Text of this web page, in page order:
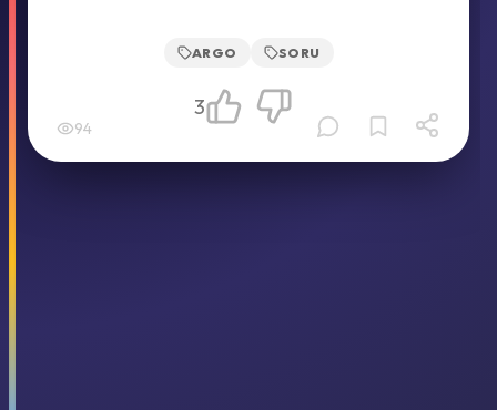
ARGO SORU
94
3